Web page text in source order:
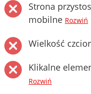
Strona
mobilne Rozwiń
Wielkość
Klikalne
Rozwiń